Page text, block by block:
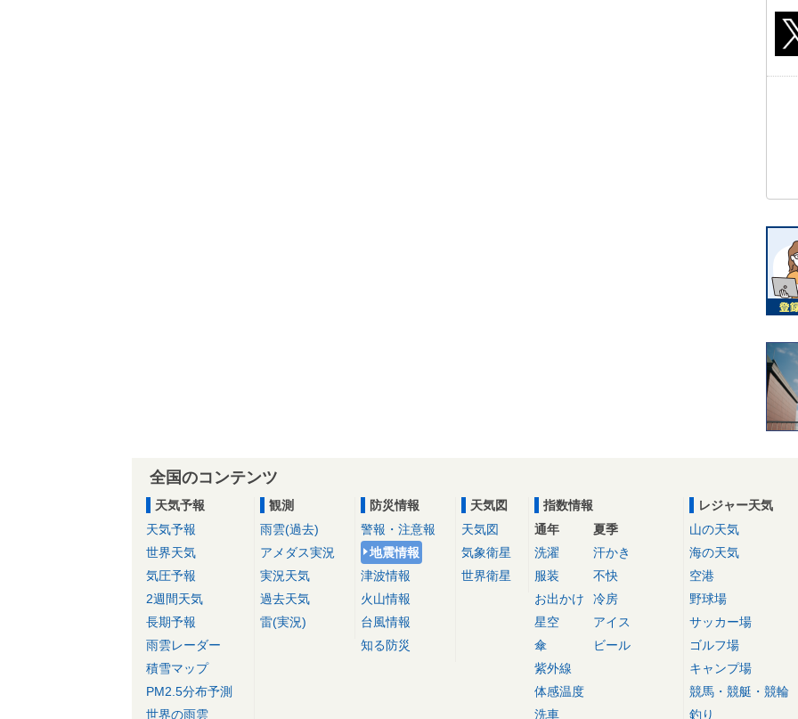
全国のコンテンツ
天気予報
天気予報
世界天気
気圧予報
2週間天気
長期予報
雨雲レーダー
積雪マップ
PM2.5分布予測
世界の雨雲
観測
雨雲(過去)
アメダス実況
実況天気
過去天気
雷(実況)
防災情報
警報・注意報
地震情報
津波情報
火山情報
台風情報
知る防災
天気図
天気図
気象衛星
世界衛星
指数情報
通年
洗濯
服装
お出かけ
星空
傘
紫外線
体感温度
洗車
夏季
汗かき
不快
冷房
アイス
ビール
レジャー天気
山の天気
海の天気
空港
野球場
サッカー場
ゴルフ場
キャンプ場
競馬・競艇・競輪
釣り